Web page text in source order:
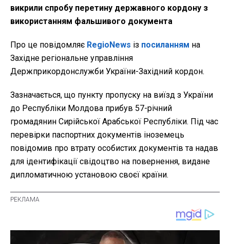
викрили спробу перетину державного кордону з
використанням фальшивого документа
Про це повідомляє RegioNews із посиланням на
Західне регіональне управління
Держприкордонслужби України-Західний кордон.
Зазначається, що пункту пропуску на виїзд з України
до Республіки Молдова прибув 57-річний
громадянин Сирійської Арабської Республіки. Під час
перевірки паспортних документів іноземець
повідомив про втрату особистих документів та надав
для ідентифікації свідоцтво на повернення, видане
дипломатичною установою своєї країни.